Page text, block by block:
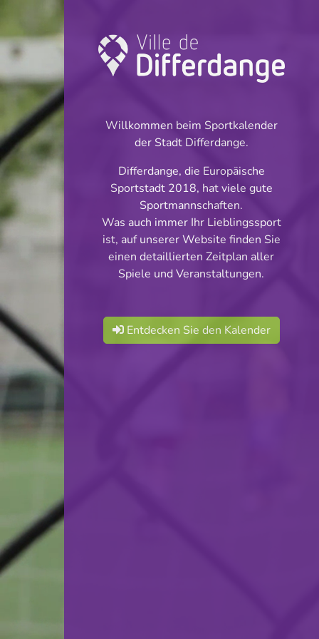
Turnier: Football
INFOS
14.09.2024
16:30
Stade Municipal (Terrain synthétique)
Teilen
Scolaires Cl 3 S 4
Phase 1
Willkommen beim Sportkalender
der Stadt Differdange.
Differdange, die Europäische
Sportstadt 2018, hat viele gute
Sportmannschaften.
Was auch immer Ihr Lieblingssport
ist, auf unserer Website finden Sie
einen detaillierten Zeitplan aller
Spiele und Veranstaltungen.
Entdecken Sie den Kalender